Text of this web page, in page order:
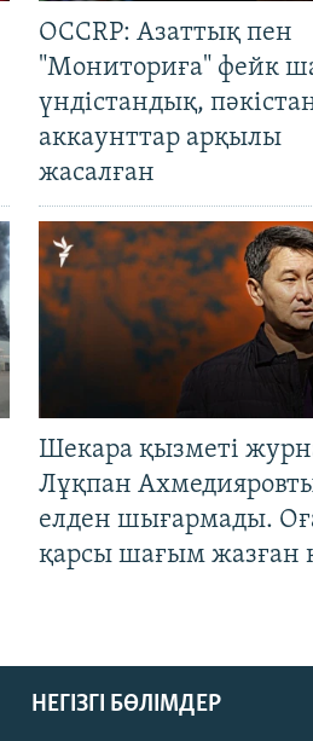
OCCRP: Азаттық пен
"Мониториға" фейк
үндістандық,
аккаунттар арқылы
жасалған
Шекара қызметі
Лұқпан
елден шығармады.
қарсы шағым жазған
НЕГІЗГІ БӨЛІМДЕР